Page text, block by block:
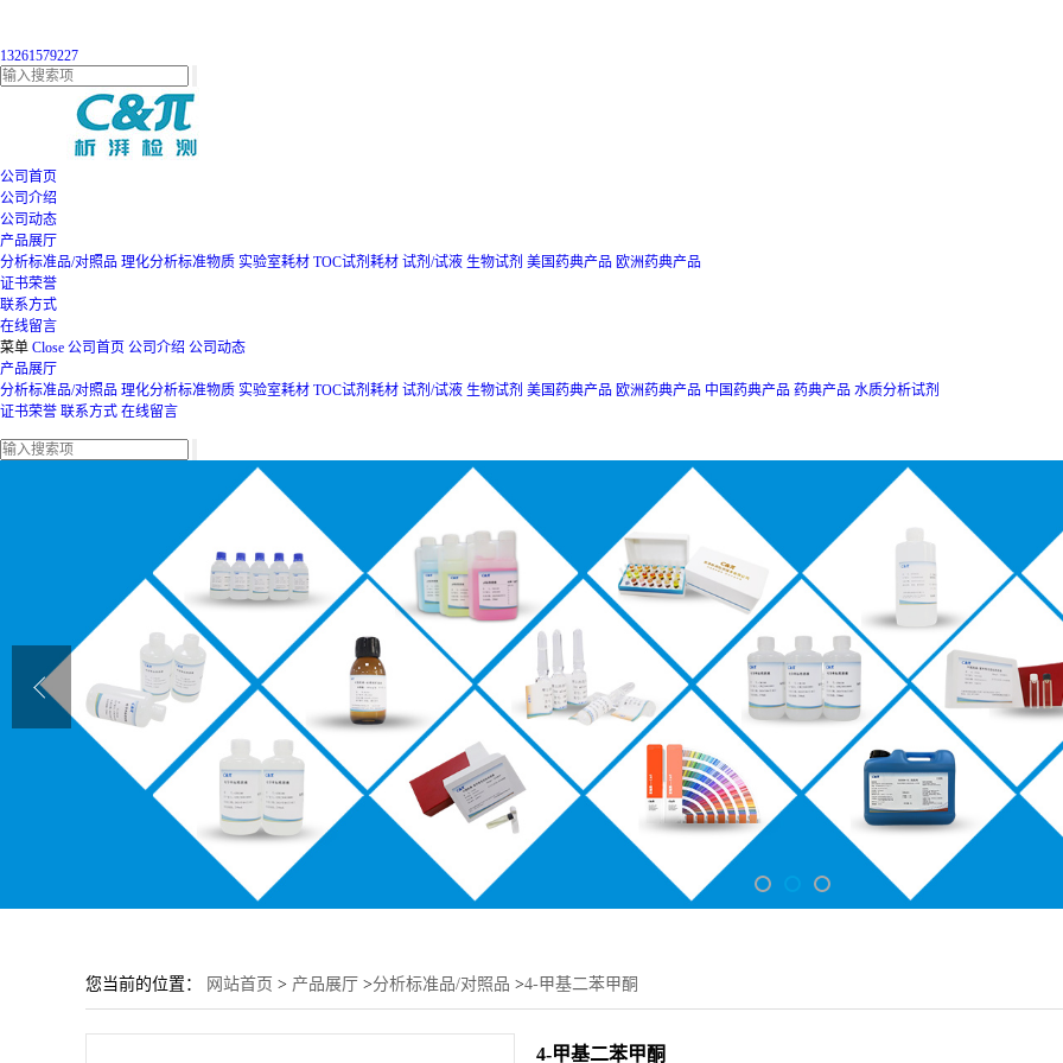
13261579227
公司首页
公司介绍
公司动态
产品展厅
分析标准品/对照品 理化分析标准物质 实验室耗材 TOC试剂耗材 试剂/试液 生物试剂 美国药典产品 欧洲药典产品
证书荣誉
联系方式
在线留言
菜单 Close 公司首页 公司介绍 公司动态
产品展厅
分析标准品/对照品 理化分析标准物质 实验室耗材 TOC试剂耗材 试剂/试液 生物试剂 美国药典产品 欧洲药典产品 中国药典产品 药典产品 水质分析试剂
证书荣誉 联系方式 在线留言
您当前的位置： 网站首页 > 产品展厅 >分析标准品/对照品 >4-甲基二苯甲酮
4-甲基二苯甲酮